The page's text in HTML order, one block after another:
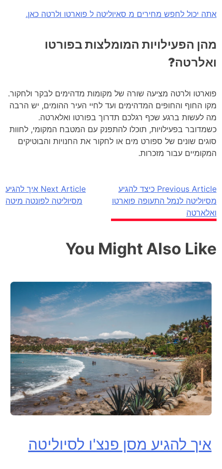
אתה יכול לחפש מחירים מ סאיוליטה ל פוארטו ולרטה כאן.
מהן הפעילויות המומלצות בפורטו
ואלרטה?
פוארטו ולרטה מציעה שורה של מקומות מדהימים לבקר ולחקור.
מקו החוף והחופים המדהימים ועד לחיי העיר ההומים, יש הרבה
מה לעשות ברגע שכף רגלכם תדרוך בפורטו ואלארטה.
כשמדובר בפעילויות, תוכלו להתפנק עם המטבח המקומי, לחוות
סוגים שונים של ספורט מים או לחקור את החנויות והבוטיקים
המקומיים עבור מזכרות.
ניווט
Previous Article כיצד להגיע
מסיוליטה לנמל התעופה פוארטו
ואלארטה
Next Article איך להגיע
מסיוליטה לפונטה מיטה
You Might Also Like
איך להגיע מסן פנצ'ו לסיוליטה